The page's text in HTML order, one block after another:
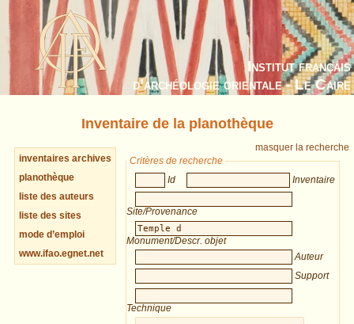
Institut français
d’archéologie orientale - Le Caire
Inventaire de la planothèque
inventaires archives
planothèque
liste des auteurs
liste des sites
mode d’emploi
www.ifao.egnet.net
masquer la recherche
Critères de recherche
Id
Inventaire
Site/Provenance
Monument/Descr. objet
Auteur
Support
Technique